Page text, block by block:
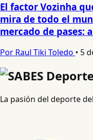
El factor Vozinha
mira de todo el
mercado de pases:
Por Raul Tiki Toledo • 5
La pasión del deporte